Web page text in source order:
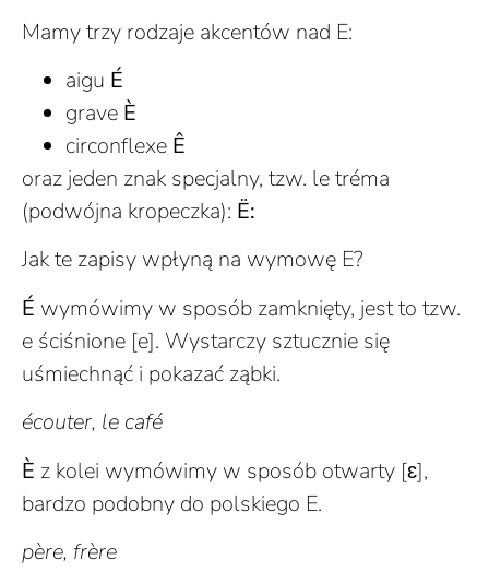
Mamy trzy rodzaje akcentów nad E:
aigu É
grave È
circonflexe Ê
oraz jeden znak specjalny, tzw. le tréma
(podwójna kropeczka): Ë:
Jak te zapisy wpłyną na wymowę E?
É wymówimy w sposób zamknięty, jest to tzw.
e ściśnione [e]. Wystarczy sztucznie się
uśmiechnąć i pokazać ząbki.
écouter, le café
È z kolei wymówimy w sposób otwarty [ɛ],
bardzo podobny do polskiego E.
père, frère